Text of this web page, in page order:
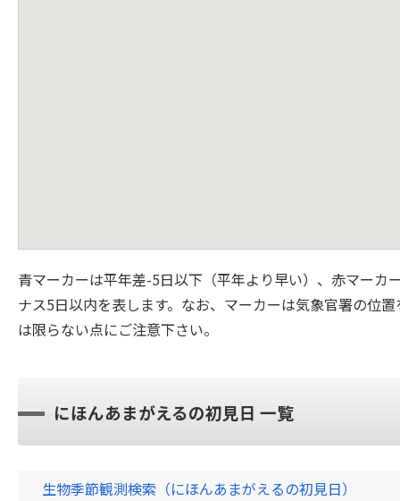
青マーカーは平年差-5日以下（平年より早い）、赤マー
ナス5日以内を表します。なお、マーカーは気象官署の位
は限らない点にご注意下さい。
にほんあまがえるの初見日 一覧
生物季節観測検索（にほんあまがえるの初見日）